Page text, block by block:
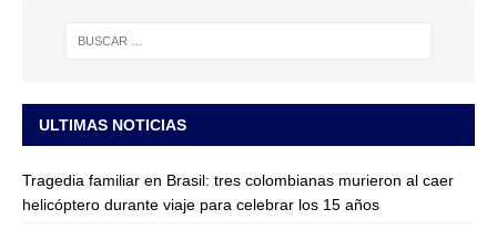
ULTIMAS NOTICIAS
Tragedia familiar en Brasil: tres colombianas murieron al caer
helicóptero durante viaje para celebrar los 15 años